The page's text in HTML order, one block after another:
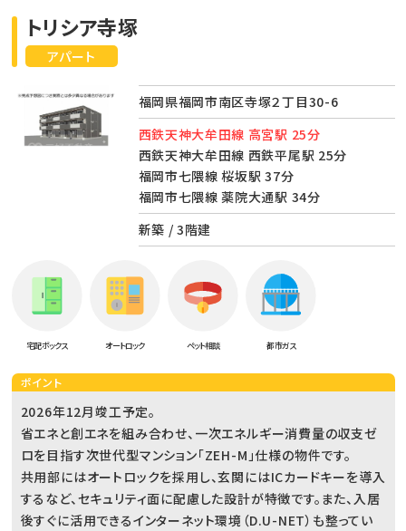
アパート
トリシア寺塚
福岡県福岡市南区寺塚２丁目30-6
西鉄天神大牟田線 高宮駅 25分
西鉄天神大牟田線 西鉄平尾駅 25分
福岡市七隈線 桜坂駅 37分
福岡市七隈線 薬院大通駅 34分
新築 / 3階建
宅配ボックス オートロック ペット相談 都市ガス
ポイント
2026年12月竣工予定。
省エネと創エネを組み合わせ、一次エネルギー消費量の収支ゼ
ロを目指す次世代型マンション「ZEH-M」仕様の物件です。
共用部にはオートロックを採用し、玄関にはICカードキーを導入
するなど、セキュリティ面に配慮した設計が特徴です。また、入居
後すぐに活用できるインターネット環境（D.U-NET）も整ってい